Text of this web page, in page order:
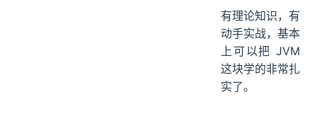
有理论知识，有
动手实战，基本
上可以把 JVM
这块学的非常扎
实了。